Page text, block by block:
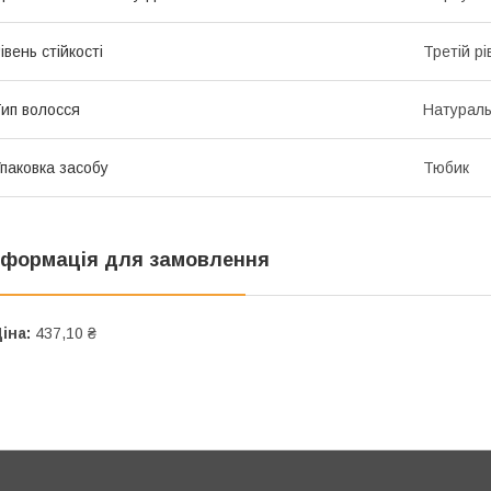
стійкості Третій
волосся
засобу Тюбик
для замовлення
437,10 ₴